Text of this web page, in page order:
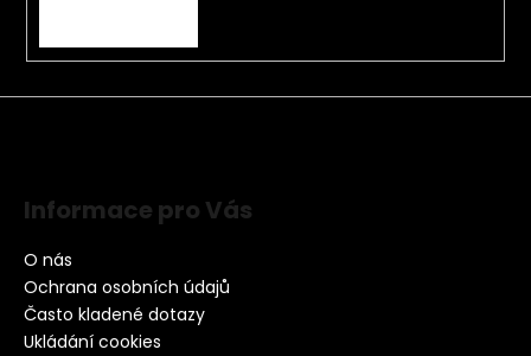
Informace pro Vás
O nás
Ochrana osobních údajů
Často kladené dotazy
Ukládání cookies